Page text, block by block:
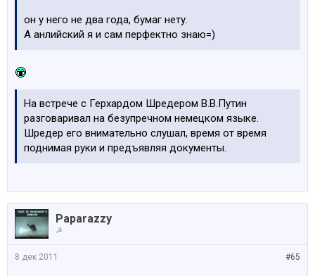
он у него не два года, бумаг нету.
А анлийский я и сам перфектно знаю=)
На встрече с Герхардом Шредером В.В.Путин
разговаривал на безупречном немецком языке.
Шредер его внимательно слушал, время от время
поднимая руки и предъявляя документы.
Paparazzy
☭
#65
8 дек 2011